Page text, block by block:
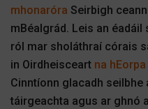
mhonaróra Seirbigh
mBéalgrád. Leis an éadáil
ról mar sholáthraí córais
in Oirdheisceart na hEorpa
Cinntíonn glacadh seilbhe
táirgeachta agus ar ghnó